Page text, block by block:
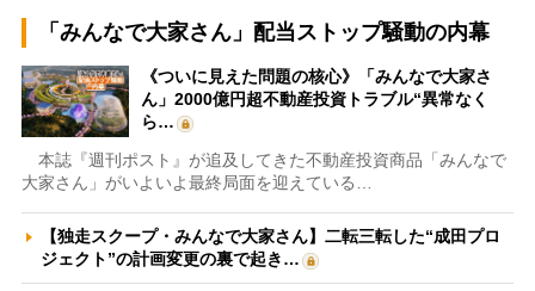
「みんなで大家さん」配当ストップ騒動の内幕
《ついに見えた問題の核心》「みんなで大家さ
ん」2000億円超不動産投資トラブル“異常なく
ら…
本誌『週刊ポスト』が追及してきた不動産投資商品「みんなで
大家さん」がいよいよ最終局面を迎えている…
【独走スクープ・みんなで大家さん】二転三転した“成田プロ
ジェクト”の計画変更の裏で起き…